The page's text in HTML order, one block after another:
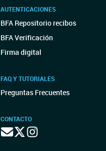
AUTENTICACIONES
BFA Repositorio recibos
BFA Verificación
Firma digital
FAQ Y TUTORIALES
Preguntas Frecuentes
CONTACTO